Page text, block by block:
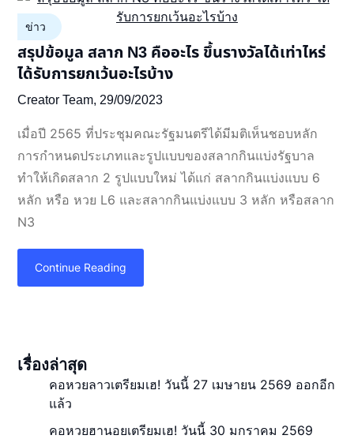
ข่าว
สรุปข้อมูล สลาก N3 คืออะไร ขึ้นรางวัลได้เท่าไหร่
ได้รับการยกเว้นอะไรบ้าง
Creator Team,29/09/2023
เมื่อปี 2565 ที่ประชุมคณะรัฐมนตรีได้มีมติเห็นชอบหลัก
การกำหนดประเภทและรูปแบบของสลากกินแบ่งรัฐบาล
ทำให้เกิดสลาก 2 รูปแบบใหม่ ได้แก่ สลากกินแบ่งแบบ 6
หลัก หรือ หวย L6 และสลากกินแบ่งแบบ 3 หลัก หรือสลาก
N3
Continue Reading
เรื่องล่าสุด
คอหวยลาวเตรียมเฮ! วันนี้ 27 เมษายน 2569 ออกอีก
แล้ว
คอหวยฮานอยเตรียมเฮ! วันนี้ 30 มกราคม 2569